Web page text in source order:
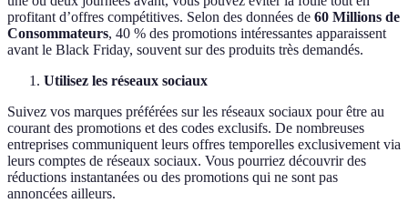
profitant d’offres compétitives. Selon des données de 60 Millions de
Consommateurs, 40 % des promotions intéressantes apparaissent
avant le Black Friday, souvent sur des produits très demandés.
Utilisez les réseaux sociaux
Suivez vos marques préférées sur les réseaux sociaux pour être au
courant des promotions et des codes exclusifs. De nombreuses
entreprises communiquent leurs offres temporelles exclusivement via
leurs comptes de réseaux sociaux. Vous pourriez découvrir des
réductions instantanées ou des promotions qui ne sont pas
annoncées ailleurs.